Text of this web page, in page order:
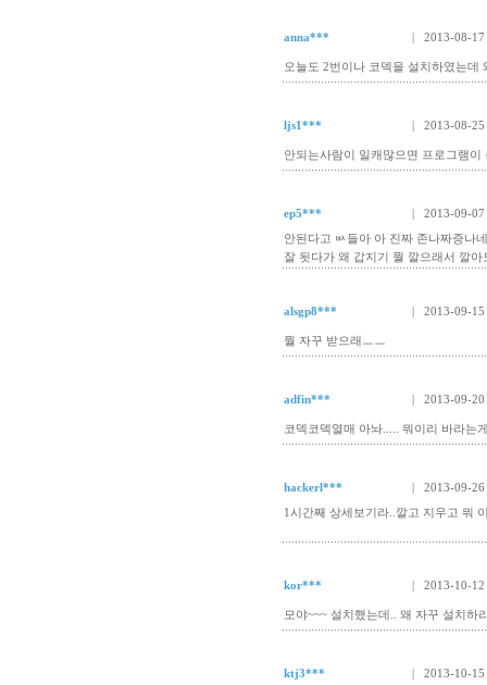
anna*** | 2013-08-17
오늘도 2번이나 코덱을 설치하였는데
ljs1*** | 2013-08-25
안되는사람이 일캐많으면 프로그램이
ep5***
| 2013-09-07
안된다고 ㅄ들아 아 진짜 존나짜증나네
잘 됫다가 왜 갑지기 뭘 깔으래서 깔
alsgp8*** | 2013-09-15
뭘 자꾸 받으래ㅡㅡ
adfin*** | 2013-09-20
코덱코덱열매 아놔..... 뭐이리 바라는
hackerl***
| 2013-09-26
1시간째 상세보기라..깔고 지우고 뭐
kor*** | 2013-10-12
모야~~~ 설치했는데.. 왜 자꾸 설치하
ktj3***
| 2013-10-15